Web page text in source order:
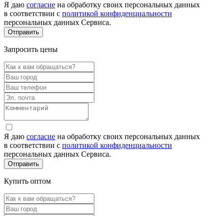
Я даю согласие на обработку своих персональных данных
в соответствии с политикой конфиденциальности
персональных данных Сервиса.
Запросить цены
Я даю согласие на обработку своих персональных данных
в соответствии с политикой конфиденциальности
персональных данных Сервиса.
Купить оптом